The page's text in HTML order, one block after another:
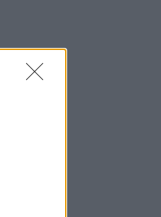
εγκληματικής οργάνωσης